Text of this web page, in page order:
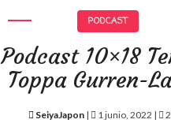
PODCAST
Podcast 10×18
Toppa Gurren-
SeiyaJapon | 1 junio, 2022 |